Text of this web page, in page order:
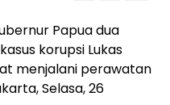
Papua dua
korupsi Lukas
menjalani perawatan
Selasa, 26